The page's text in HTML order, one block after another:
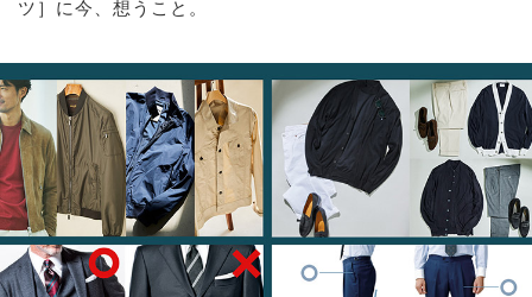
ツ］に今、想うこと。